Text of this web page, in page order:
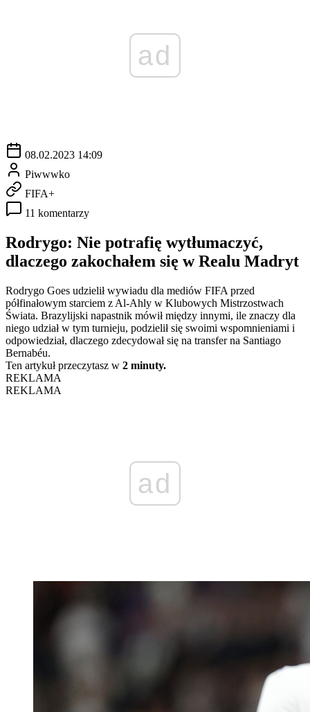
ad
08.02.2023 14:09
Piwwwko
FIFA+
11 komentarzy
Rodrygo: Nie potrafię wytłumaczyć,
dlaczego zakochałem się w Realu Madryt
Rodrygo Goes udzielił wywiadu dla mediów FIFA przed
półfinałowym starciem z Al-Ahly w Klubowych Mistrzostwach
Świata. Brazylijski napastnik mówił między innymi, ile znaczy dla
niego udział w tym turnieju, podzielił się swoimi wspomnieniami i
odpowiedział, dlaczego zdecydował się na transfer na Santiago
Bernabéu.
Ten artykuł przeczytasz w 2 minuty.
REKLAMA
REKLAMA
ad